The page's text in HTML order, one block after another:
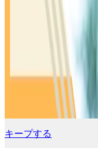
キープする